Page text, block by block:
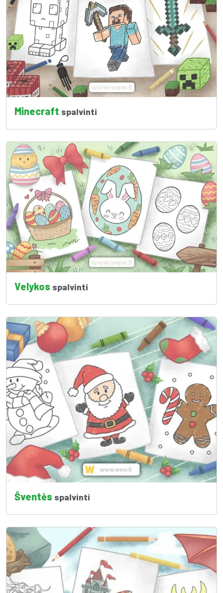
Minecraft spalvinti
Velykos spalvinti
Šventės spalvinti